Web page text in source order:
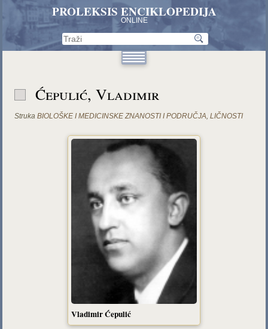
PROLEKSIS ENCIKLOPEDIJA
ONLINE
Ćepulić, Vladimir
Struka BIOLOŠKE I MEDICINSKE ZNANOSTI I PODRUČJA,LIČNOSTI
Vladimir Ćepulić